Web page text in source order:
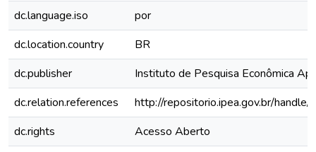
dc.language.iso
por
dc.location.country
BR
dc.publisher
Instituto de Pesquisa Econômica
dc.relation.references
http://repositorio.ipea.gov.br/
dc.rights
Acesso Aberto